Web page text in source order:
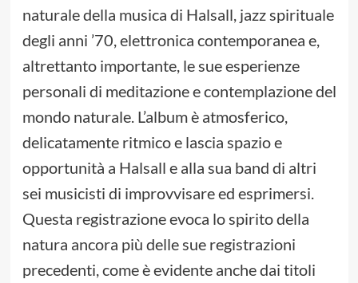
naturale della musica di Halsall, jazz spirituale
degli anni ’70, elettronica contemporanea e,
altrettanto importante, le sue esperienze
personali di meditazione e contemplazione del
mondo naturale. L’album è atmosferico,
delicatamente ritmico e lascia spazio e
opportunità a Halsall e alla sua band di altri
sei musicisti di improvvisare ed esprimersi.
Questa registrazione evoca lo spirito della
natura ancora più delle sue registrazioni
precedenti, come è evidente anche dai titoli